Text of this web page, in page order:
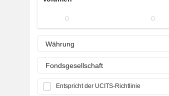
Währung
Fondsgesellschaft
Entspricht der UCITS-Richtlinie